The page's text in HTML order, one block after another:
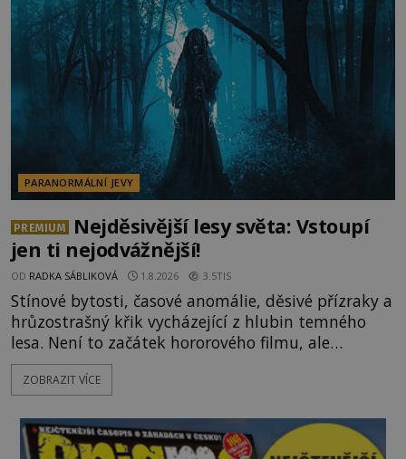
lokality vykazují nápadně podobná svědectví po
celé generace. A právě tato opakující se svědectví
PARANORMÁLNÍ JEVY
PREMIUM
Nejděsivější lesy světa: Vstoupí
jen ti nejodvážnější!
OD RADKA SÁBLIKOVÁ 1.8.2026 3.5TIS
Stínové bytosti, časové anomálie, děsivé přízraky a
hrůzostrašný křik vycházející z hlubin temného
lesa. Není to začátek hororového filmu, ale
události, které popisují návštěvníci lesů, které jsou
označovány jako nejděsivější na světě. Lidé bydlící
vyhýbají! Už jste o těchto lesích slyšeli? A odvážili
byste se je navštívit? [gallery ids="17
ZOBRAZIT VÍCE